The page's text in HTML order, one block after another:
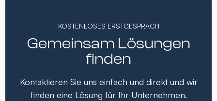
KOSTENLOSES ERSTGESPRÄCH
Gemeinsam Lösungen
finden
Kontaktieren Sie uns einfach und direkt und wir
finden eine Lösung für Ihr Unternehmen.